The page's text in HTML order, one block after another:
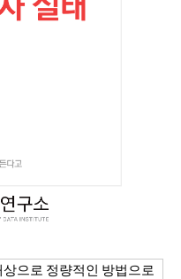
으로 정량적인 방법으로